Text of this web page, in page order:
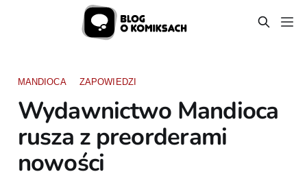
MANDIOCA ZAPOWIEDZI
Wydawnictwo Mandioca
rusza z preorderami
nowości